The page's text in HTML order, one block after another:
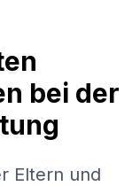
bei der
Eltern und